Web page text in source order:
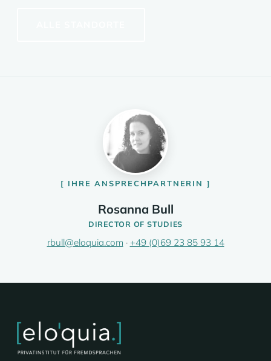
IHRE ANSPRECHPARTNERIN
Rosanna Bull
DIRECTOR OF STUDIES
rbull@eloquia.com · +49 (0)69 23 85 93 14